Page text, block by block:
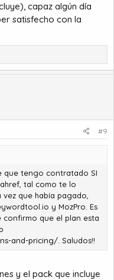
capaz algún día
satisfecho con la
#9
que tengo contratado SI
tal como te lo
que había pagado,
y MozPro. Es
que el plan esta
and-pricing/ . Saludos!!
y el pack que incluye